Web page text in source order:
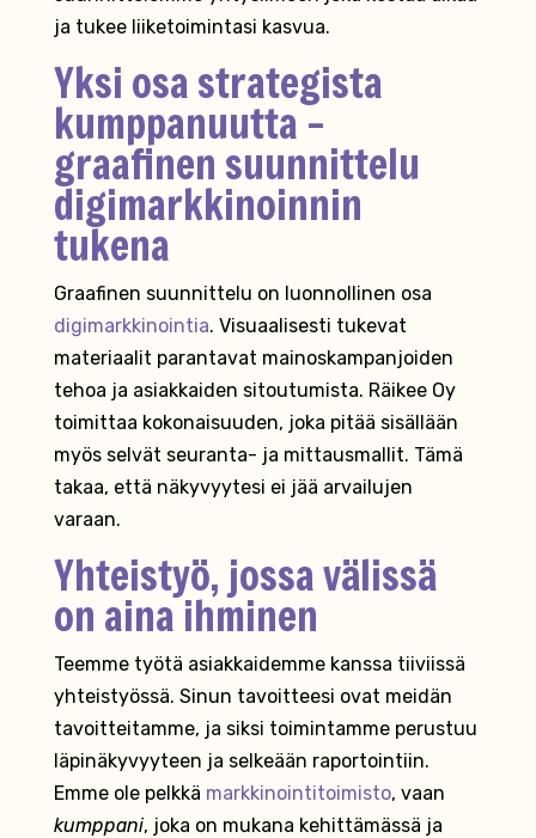
ja tukee liiketoimintasi kasvua.
Yksi osa strategista
kumppanuutta –
graafinen suunnittelu
digimarkkinoinnin
tukena
Graafinen suunnittelu on luonnollinen osa
digimarkkinointia. Visuaalisesti tukevat
materiaalit parantavat mainoskampanjoiden
tehoa ja asiakkaiden sitoutumista. Räikee Oy
toimittaa kokonaisuuden, joka pitää sisällään
myös selvät seuranta- ja mittausmallit. Tämä
takaa, että näkyvyytesi ei jää arvailujen
varaan.
Yhteistyö, jossa välissä
on aina ihminen
Teemme työtä asiakkaidemme kanssa tiiviissä
yhteistyössä. Sinun tavoitteesi ovat meidän
tavoitteitamme, ja siksi toimintamme perustuu
läpinäkyvyyteen ja selkeään raportointiin.
Emme ole pelkkä markkinointitoimisto, vaan
kumppani, joka on mukana kehittämässä ja